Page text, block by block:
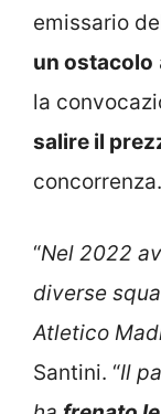
emissario
un ostacolo
la
salire il
concorrenza.
“Nel 2022
diverse
Atletico
Santini. “Il